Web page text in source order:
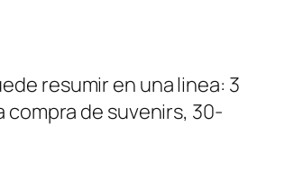
resumir en una linea: 3
compra de suvenirs, 30-